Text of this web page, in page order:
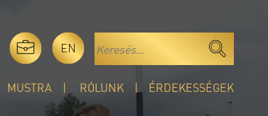
EN
MUSTRA RÓLUNK ÉRDEKESSÉGEK